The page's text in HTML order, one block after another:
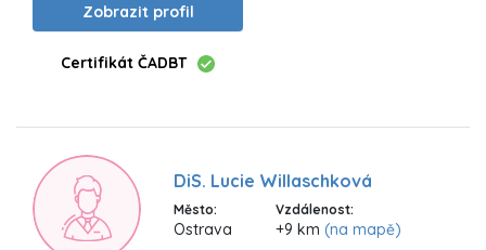
Zobrazit profil
Certifikát ČADBT
DiS. Lucie Willaschková
Město:
Ostrava
Vzdálenost:
+9 km (na mapě)